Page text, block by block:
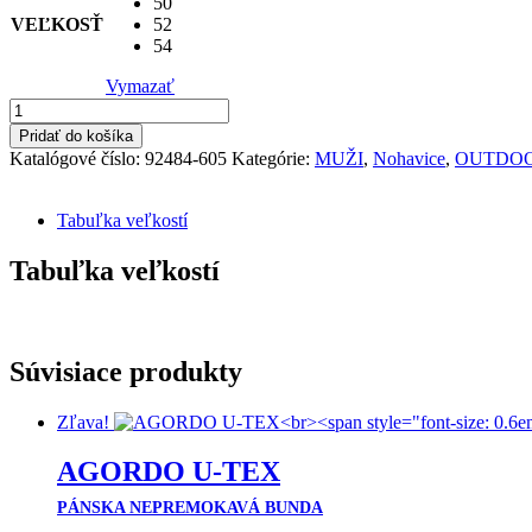
VEĽKOSŤ
52
54
Vymazať
množstvo
ERGO
U-
TEX
PÁNSKE
SOFTSHELL
NOHAVICE
Pridať do košíka
Katalógové číslo: 92484-605 Kategórie: MUŽI, Nohavice,
Tabuľka veľkostí
Tabuľka veľkostí
Súvisiace produkty
Zľava!
AGORDO U-TEX
PÁNSKA NEPREMOKAVÁ BUNDA